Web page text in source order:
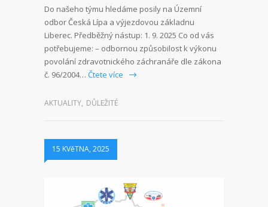
Do našeho týmu hledáme posily na Územní
odbor Česká Lípa a výjezdovou základnu
Liberec. Předběžný nástup: 1. 9. 2025 Co od vás
potřebujeme: – odbornou způsobilost k výkonu
povolání zdravotnického záchranáře dle zákona
č. 96/2004… Čtete více
AKTUALITY, DŮLEŽITÉ
15 KVěTNA, 2025